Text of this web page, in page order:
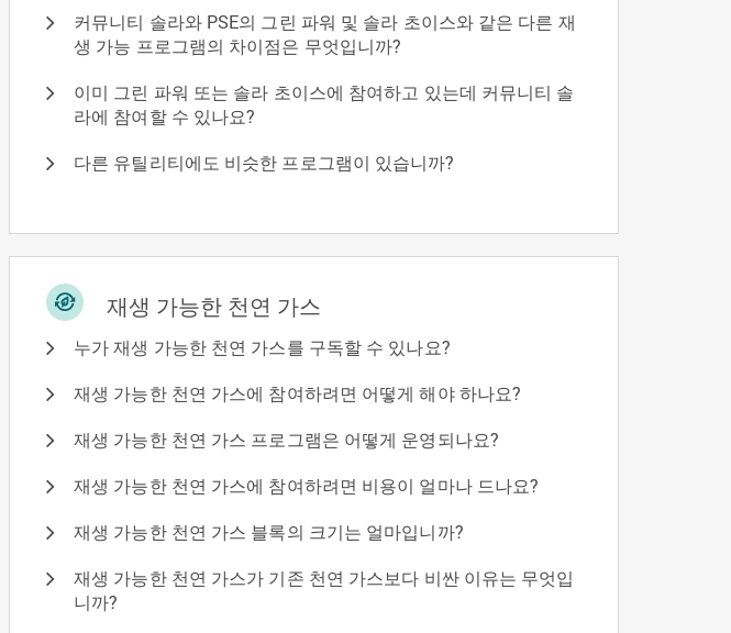
커뮤니티 솔라와 PSE의 그린 파워 및 솔라 초이스와 같은 다른 재
생 가능 프로그램의 차이점은 무엇입니까?
이미 그린 파워 또는 솔라 초이스에 참여하고 있는데 커뮤니티 솔
라에 참여할 수 있나요?
다른 유틸리티에도 비슷한 프로그램이 있습니까?
재생 가능한 천연 가스
누가 재생 가능한 천연 가스를 구독할 수 있나요?
재생 가능한 천연 가스에 참여하려면 어떻게 해야 하나요?
재생 가능한 천연 가스 프로그램은 어떻게 운영되나요?
재생 가능한 천연 가스에 참여하려면 비용이 얼마나 드나요?
재생 가능한 천연 가스 블록의 크기는 얼마입니까?
재생 가능한 천연 가스가 기존 천연 가스보다 비싼 이유는 무엇입
니까?